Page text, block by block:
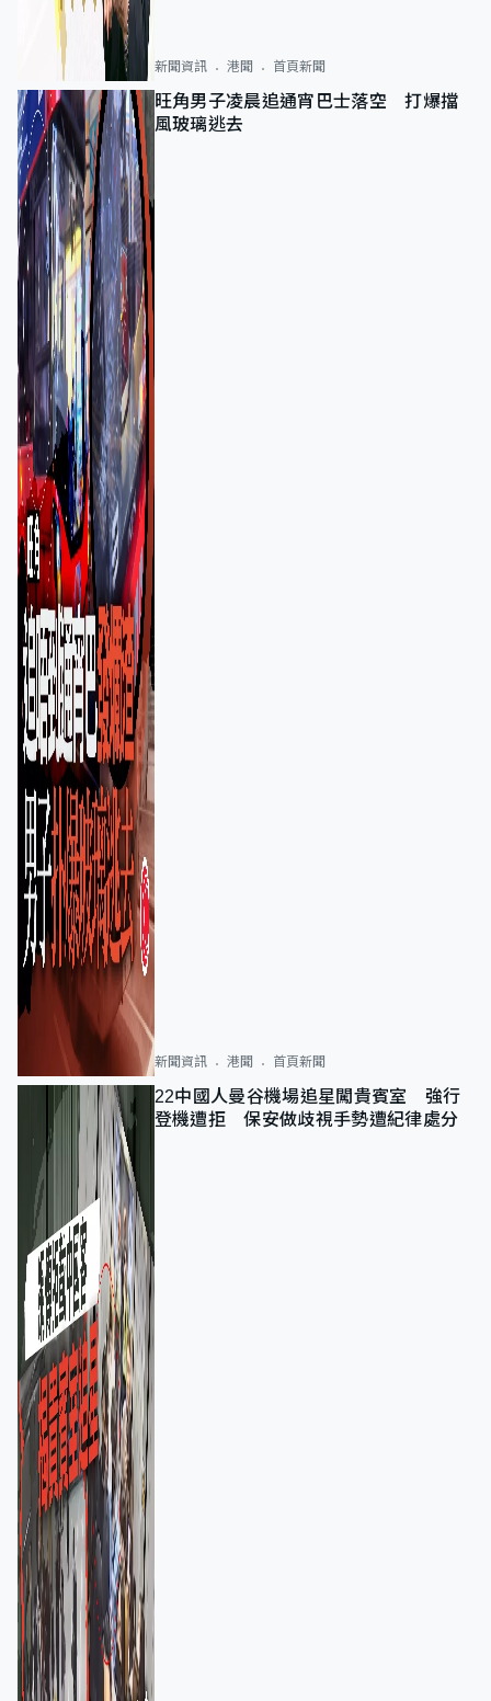
新聞資訊 港聞 首頁新聞
旺角男子凌晨追通宵巴士落空 打爆擋
風玻璃逃去
新聞資訊 港聞 首頁新聞
22中國人曼谷機場追星闖貴賓室 強行
登機遭拒 保安做歧視手勢遭紀律處分